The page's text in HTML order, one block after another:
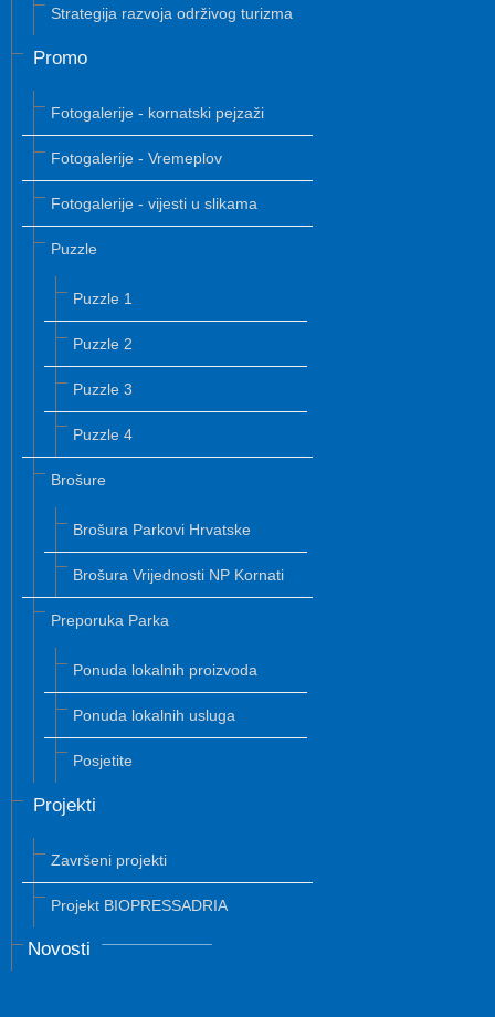
Strategija razvoja održivog turizma
Promo
Fotogalerije - kornatski pejzaži
Fotogalerije - Vremeplov
Fotogalerije - vijesti u slikama
Puzzle
Puzzle 1
Puzzle 2
Puzzle 3
Puzzle 4
Brošure
Brošura Parkovi Hrvatske
Brošura Vrijednosti NP Kornati
Preporuka Parka
Ponuda lokalnih proizvoda
Ponuda lokalnih usluga
Posjetite
Projekti
Završeni projekti
Projekt BIOPRESSADRIA
Novosti